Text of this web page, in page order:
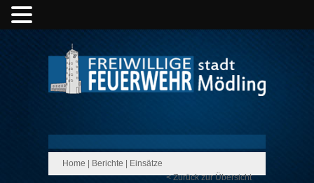
Home Berichte
Einsätze
< Zurück zur Übersicht